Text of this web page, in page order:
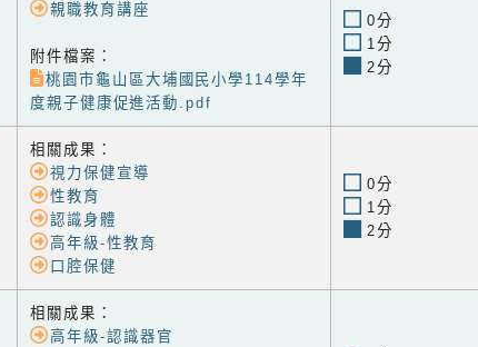
親職教育講座
附件檔案：
桃園市龜山區大埔國民小學114學年
度親子健康促進活動.pdf
0分
1分
2分
相關成果：
視力保健宣導
性教育
認識身體
高年級-性教育
口腔保健
0分
1分
2分
相關成果：
高年級-認識器官